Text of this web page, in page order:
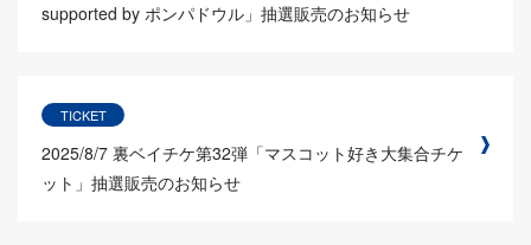
supported by ポンパドウル」抽選販売のお知らせ
TICKET
2025/8/7 裏ベイチケ第32弾「マスコット好き大集合チケ
ット」抽選販売のお知らせ